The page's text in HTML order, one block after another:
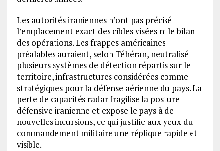
Les autorités iraniennes n’ont pas précisé
l’emplacement exact des cibles visées ni le bilan
des opérations. Les frappes américaines
préalables auraient, selon Téhéran, neutralisé
plusieurs systèmes de détection répartis sur le
territoire, infrastructures considérées comme
stratégiques pour la défense aérienne du pays. La
perte de capacités radar fragilise la posture
défensive iranienne et expose le pays à de
nouvelles incursions, ce qui justifie aux yeux du
commandement militaire une réplique rapide et
visible.